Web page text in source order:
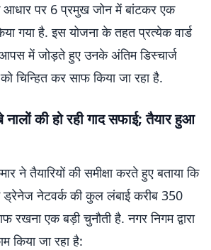
आधार पर 6 प्रमुख जोन में बांटकर एक
गया है. इस योजना के तहत प्रत्येक वार्ड
में जोड़ते हुए उनके अंतिम डिस्चार्ज
चिन्हित कर साफ किया जा रहा है.
की हो रही गाद सफाई; तैयार हुआ
ने तैयारियों की समीक्षा करते हुए बताया कि
ड्रेनेज नेटवर्क की कुल लंबाई करीब 350
रखना एक बड़ी चुनौती है. नगर निगम द्वारा
किया जा रहा है: